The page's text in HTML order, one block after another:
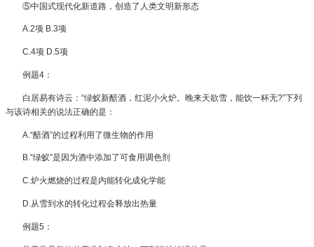
⑤中国式现代化新道路，创造了人类文明新形态
A.2项 B.3项
C.4项 D.5项
例题4：
白居易有诗云：“绿蚁新醅酒，红泥小火炉。晚来天欲雪，能饮一杯无?”下列
与该诗相关的说法正确的是：
A.“醅酒”的过程利用了微生物的作用
B.“绿蚁”是因为酒中添加了可食用调色剂
C.炉火燃烧的过程是内能转化成化学能
D.从雪到水的转化过程会释放出热量
例题5：